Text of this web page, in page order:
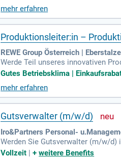
mehr erfahren
Produktionsleiter:in –
REWE Group Österreich | Eberstalzell
Werde Teil unseres innovativen
Schlüsselbereiche Faschierung,
Gutes Betriebsklima |
mehr erfahren
Gutsverwalter (m/w/d)
Iro&Partners Personal-
Werden Sie Gutsverwalter (m/w/d)
u und Forstwirtschaft ein, um
Vollzeit |+weitere Benefits